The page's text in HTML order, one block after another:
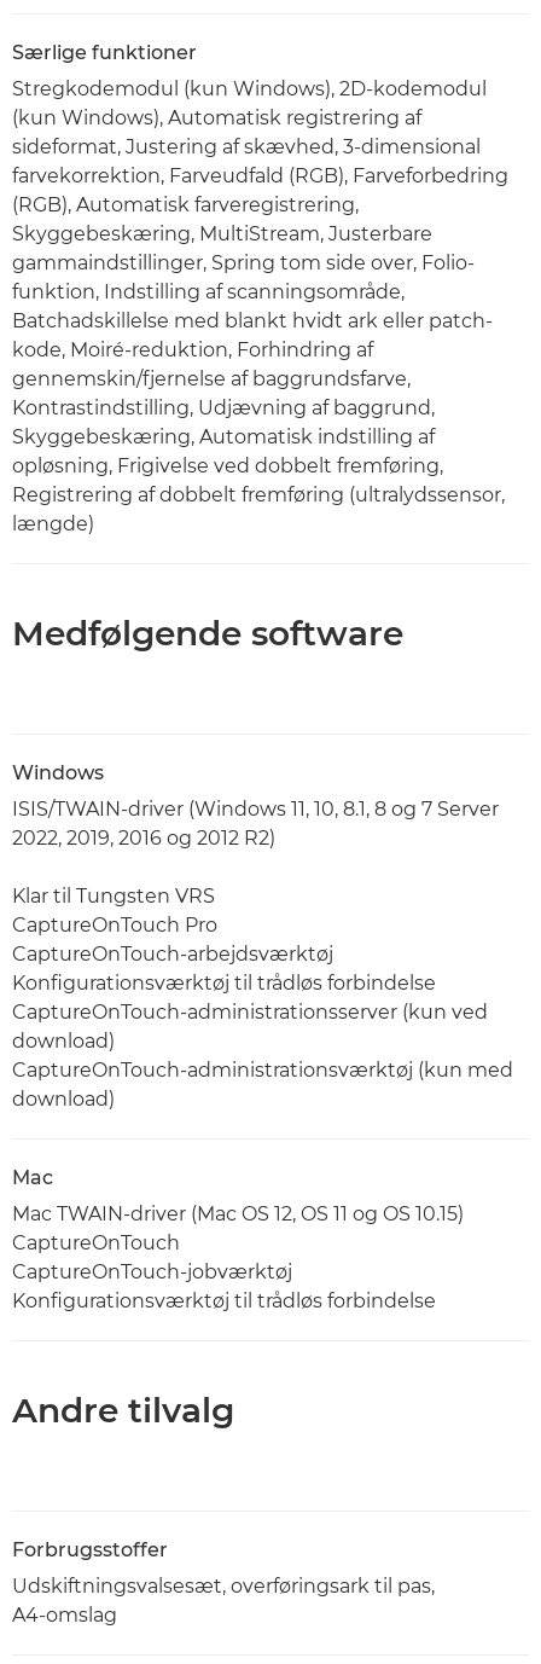
Særlige funktioner
Stregkodemodul (kun Windows), 2D-kodemodul
(kun Windows), Automatisk registrering af
sideformat, Justering af skævhed, 3-dimensional
farvekorrektion, Farveudfald (RGB), Farveforbedring
(RGB), Automatisk farveregistrering,
Skyggebeskæring, MultiStream, Justerbare
gammaindstillinger, Spring tom side over, Folio-
funktion, Indstilling af scanningsområde,
Batchadskillelse med blankt hvidt ark eller patch-
kode, Moiré-reduktion, Forhindring af
gennemskin/fjernelse af baggrundsfarve,
Kontrastindstilling, Udjævning af baggrund,
Skyggebeskæring, Automatisk indstilling af
opløsning, Frigivelse ved dobbelt fremføring,
Registrering af dobbelt fremføring (ultralydssensor,
længde)
Medfølgende software
Windows
ISIS/TWAIN-driver (Windows 11, 10, 8.1, 8 og 7 Server
2022, 2019, 2016 og 2012 R2)
Klar til Tungsten VRS
CaptureOnTouch Pro
CaptureOnTouch-arbejdsværktøj
Konfigurationsværktøj til trådløs forbindelse
CaptureOnTouch-administrationsserver (kun ved
download)
CaptureOnTouch-administrationsværktøj (kun med
download)
Mac
Mac TWAIN-driver (Mac OS 12, OS 11 og OS 10.15)
CaptureOnTouch
CaptureOnTouch-jobværktøj
Konfigurationsværktøj til trådløs forbindelse
Andre tilvalg
Forbrugsstoffer
Udskiftningsvalsesæt, overføringsark til pas,
A4-omslag